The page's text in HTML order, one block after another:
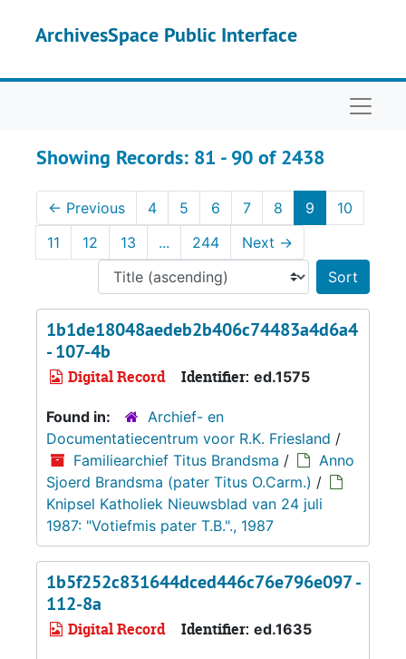
ArchivesSpace Public Interface
Showing Records: 81 - 90 of 2438
← Previous 4 5 6 7 8 9
10
11
12 13 ... 244 Next →
1b1de18048aedeb2b406c74483a4d6a4
- 107-4b
Digital Record Identifier: ed.1575
Found in:
Archief- en
Documentatiecentrum voor R.K. Friesland /
Familiearchief Titus Brandsma /
Anno
Sjoerd Brandsma (pater Titus O.Carm.) /
Knipsel Katholiek Nieuwsblad van 24 juli
1987: "Votiefmis pater T.B."., 1987
1b5f252c831644dced446c76e796e097 -
112-8a
Digital Record Identifier: ed.1635